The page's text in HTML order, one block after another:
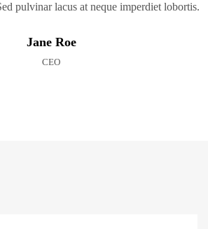
pulvinar lacus at neque imperdiet lobortis.
Jane Roe
CEO